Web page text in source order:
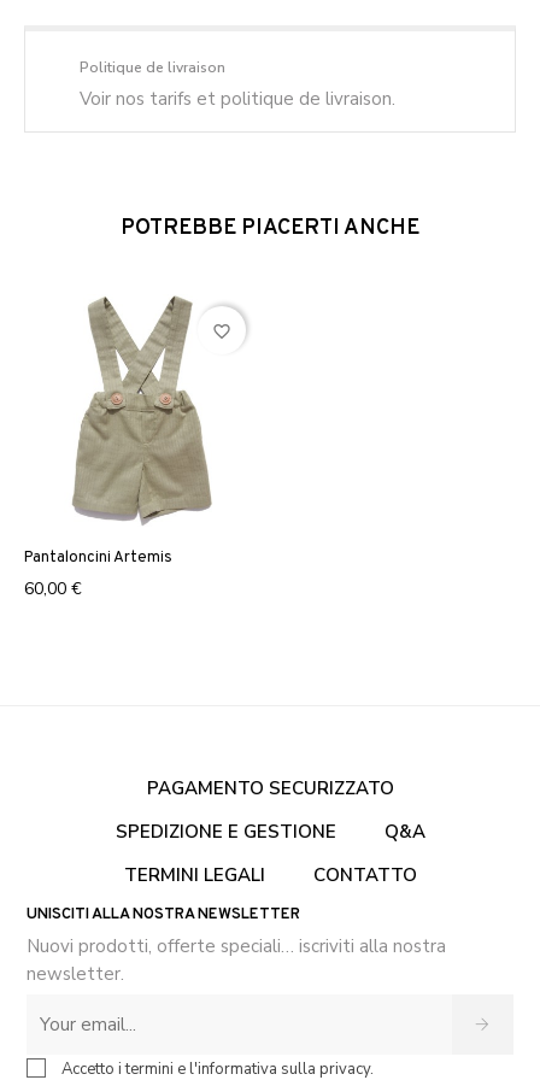
Politique de livraison
Voir nos tarifs et politique de livraison.
POTREBBE PIACERTI ANCHE
Pantaloncini Artemis
60,00 €
favorite_border
PAGAMENTO SECURIZZATO
SPEDIZIONE E GESTIONE
Q&A
TERMINI LEGALI
CONTATTO
UNISCITI ALLA NOSTRA NEWSLETTER
Nuovi prodotti, offerte speciali… iscriviti alla nostra
newsletter.
Accetto i termini e l'informativa sulla privacy.